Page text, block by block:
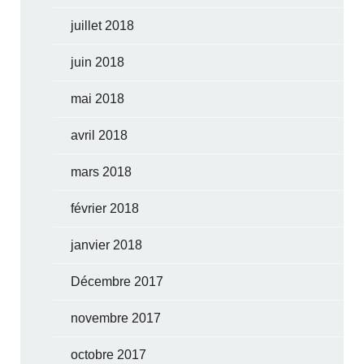
juillet 2018
juin 2018
mai 2018
avril 2018
mars 2018
février 2018
janvier 2018
Décembre 2017
novembre 2017
octobre 2017